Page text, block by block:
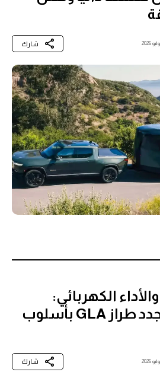
شارك
الكهربائي:
مرسيدس-بنز تجدد طراز GLA بأسلوب
شارك